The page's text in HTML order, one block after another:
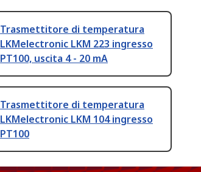
Trasmettitore di temperatura
LKMelectronic LKM 223 ingresso
PT100, uscita 4 - 20 mA
Trasmettitore di temperatura
LKMelectronic LKM 104 ingresso
PT100